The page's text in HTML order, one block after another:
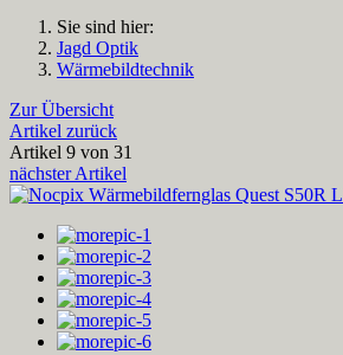
Sie sind hier:
Jagd Optik
Wärmebildtechnik
Zur Übersicht
Artikel zurück
Artikel 9 von 31
nächster Artikel